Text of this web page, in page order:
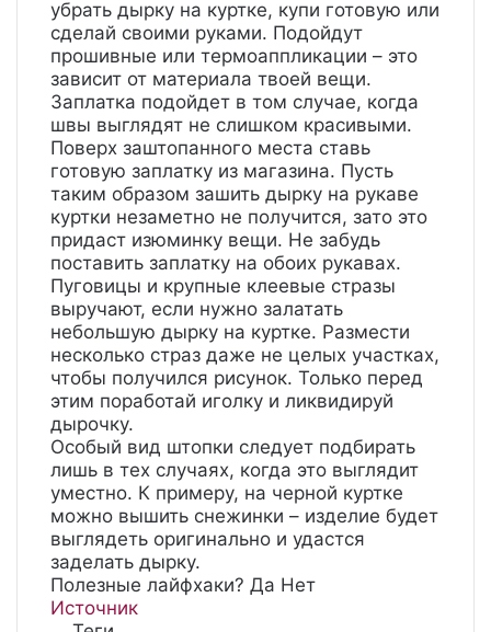
убрать дырку на куртке, купи готовую или
сделай своими руками. Подойдут
прошивные или термоаппликации – это
зависит от материала твоей вещи.
Заплатка подойдет в том случае, когда
швы выглядят не слишком красивыми.
Поверх заштопанного места ставь
готовую заплатку из магазина. Пусть
таким образом зашить дырку на рукаве
куртки незаметно не получится, зато это
придаст изюминку вещи. Не забудь
поставить заплатку на обоих рукавах.
Пуговицы и крупные клеевые стразы
выручают, если нужно залатать
небольшую дырку на куртке. Размести
несколько страз даже не целых участках,
чтобы получился рисунок. Только перед
этим поработай иголку и ликвидируй
дырочку.
Особый вид штопки следует подбирать
лишь в тех случаях, когда это выглядит
уместно. К примеру, на черной куртке
можно вышить снежинки – изделие будет
выглядеть оригинально и удастся
заделать дырку.
Полезные лайфхаки? Да Нет
Источник